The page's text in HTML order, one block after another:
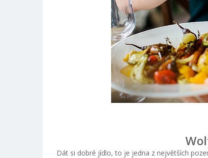
Dát si dobré jídlo, to je jedna z největších